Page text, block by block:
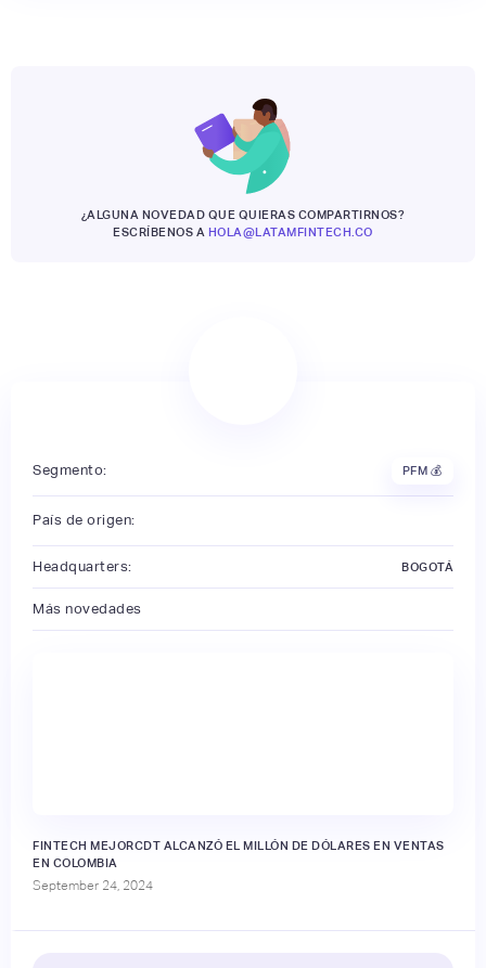
¿ALGUNA NOVEDAD QUE QUIERAS COMPARTIRNOS?
ESCRÍBENOS A HOLA@LATAMFINTECH.CO
Segmento: PFM 💰
País de origen:
Headquarters: BOGOTÁ
Más novedades
FINTECH MEJORCDT ALCANZÓ EL MILLÓN DE DÓLARES EN VENTAS
EN COLOMBIA
September 24, 2024